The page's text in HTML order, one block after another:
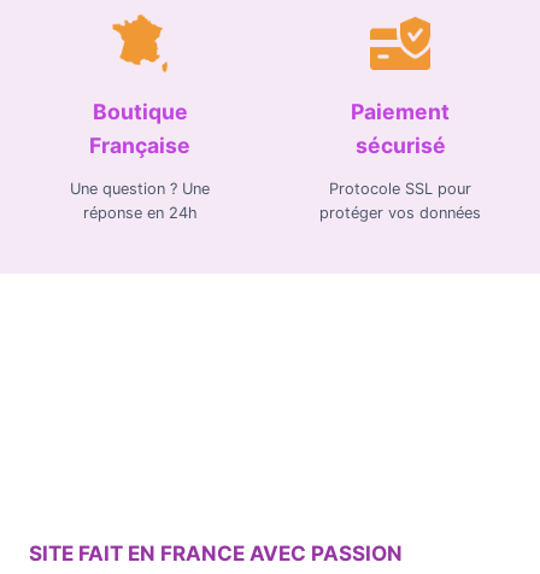
Boutique
Française
Une question ? Une
réponse en 24h
Paiement
sécurisé
Protocole SSL pour
protéger vos données
SITE FAIT EN FRANCE AVEC PASSION